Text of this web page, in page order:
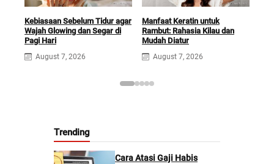
Kebiasaan Sebelum Tidur agar
Wajah Glowing dan Segar di
Pagi Hari
August 7, 2026
Manfaat Keratin untuk
Rambut: Rahasia Kilau dan
Mudah Diatur
August 7, 2026
Trending
Cara Atasi Gaji Habis